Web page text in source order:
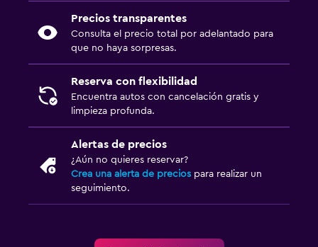
Precios transparentes
Consulta el precio total por adelantado para
que no haya sorpresas.
Reserva con flexibilidad
Encuentra autos con cancelación gratis y
limpieza profunda.
Alertas de precios
¿Aún no quieres reservar?
Crea una alerta de precios para realizar un
seguimiento.